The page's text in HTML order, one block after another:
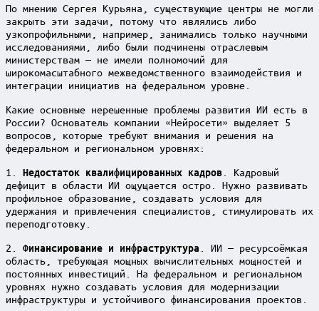
По мнению Сергея Курьяна, существующие центры не могли
закрыть эти задачи, потому что являлись либо
узкопрофильными, например, занимались только научными
исследованиями, либо были подчинены отраслевым
министерствам — не имели полномочий для
широкомасштабного межведомственного взаимодействия и
интеграции инициатив на федеральном уровне.
Какие основные нерешенные проблемы развития ИИ есть в
России? Основатель компании «Нейросети» выделяет 5
вопросов, которые требуют внимания и решения на
федеральном и региональном уровнях:
1. Недостаток квалифицированных кадров . Кадровый
дефицит в области ИИ ощущается остро. Нужно развивать
профильное образование, создавать условия для
удержания и привлечения специалистов, стимулировать их
переподготовку.
2. Финансирование и инфраструктура . ИИ — ресурсоёмкая
область, требующая мощных вычислительных мощностей и
постоянных инвестиций. На федеральном и региональном
уровнях нужно создавать условия для модернизации
инфраструктуры и устойчивого финансирования проектов.